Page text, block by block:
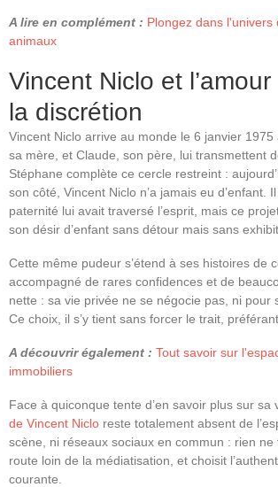
A lire en complément : Plongez dans
animaux
Vincent Niclo et
la discrétion
Vincent Niclo arrive au monde le 6 janvier 1975
sa mère, et Claude, son père, lui transmettent
Stéphane complète ce cercle restreint :
son côté, Vincent Niclo n’a jamais eu d’enfant.
paternité lui avait traversé l’esprit, mais ce
son désir d’enfant sans détour mais sans
Cette même pudeur s’étend à ses histoires de
accompagné de rares confidences et de
nette : sa vie privée ne se négocie pas, ni pour
Ce choix, il s’y tient sans forcer le trait,
A découvrir également : Tout savoir sur
immobiliers
Face à quiconque tente d’en savoir plus sur sa
de Vincent Niclo reste totalement absent de
scène, ni réseaux sociaux en commun : rien
route loin de la médiatisation, et choisit
courante.